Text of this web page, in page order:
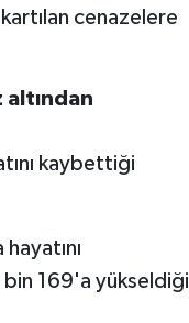
cenazelere
altından
kaybettiği
bin 169'a yükseldiği